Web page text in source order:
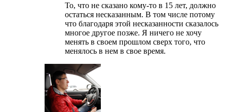
То, что не сказано кому-то в 15 лет, должно
остаться несказанным. В том числе потому
что благодаря этой несказанности сказалось
многое другое позже. Я ничего не хочу
менять в своем прошлом сверх того, что
менялось в нем в свое время.